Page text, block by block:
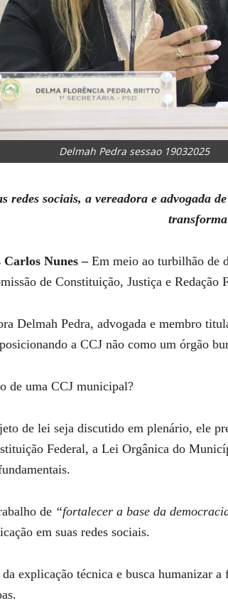
Delmah Pedra sessao 19032025
redes sociais, a vereadora e advogada
Nunes –Em meio ao turbilhão de
de Constituição, Justiça e Redação
Delmah Pedra, advogada e membro
a CCJ não como um órgão
de uma CCJ municipal?
de lei seja discutido em plenário, ele
Federal, a Lei Orgânica do
de “fortalecer a base da
em suas redes sociais.
explicação técnica e busca humanizar